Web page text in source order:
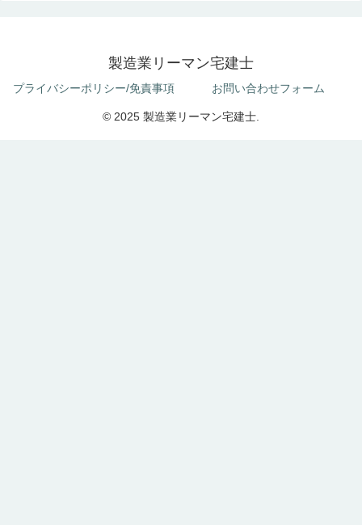
製造業リーマン宅建士
プライバシーポリシー/免責事項 お問い合わせフォーム
© 2025 製造業リーマン宅建士.